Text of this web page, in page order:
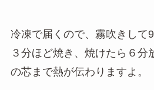
冷凍で届くので、霧吹きして
３分ほど焼き、焼けたら６分
の芯まで熱が伝わりますよ。